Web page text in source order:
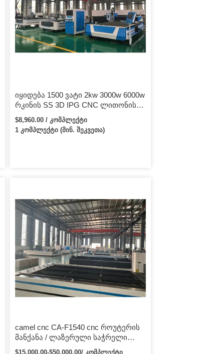
იყიდება 1500 ვატი 2kw 3000w 6000w
რკინის SS 3D IPG CNC ლითონის
ფურცელი ბოჭკოვანი ლაზერული
საჭრელი მანქანა
$8,960.00 / კომპლექტი
1 კომპლექტი (მინ. შეკვეთა)
camel cnc CA-F1540 cnc როუტერის
მანქანა / ლაზერული საჭრელი
მანქანა ლითონის
$15,000.00-$50,000.00/ კომპლექტი